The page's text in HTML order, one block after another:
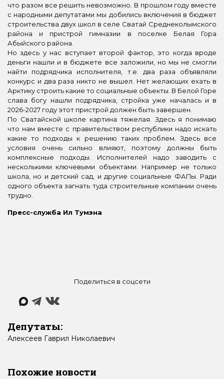
что разом все решить невозможно. В прошлом году вместе
с народными депутатами мы добились включения в бюджет
строительства двух школ в селе Сватай Среднеколымского
района и пристрой гимназии в поселке Белая Гора
Абыйского района.
Но здесь у нас вступает второй фактор, это когда вроде
деньги нашли и в бюджете все заложили, но мы не смогли
найти подрядчика исполнителя, т.е. два раза объявляли
конкурс и два раза никто не вышел. Нет желающих ехать в
Арктику строить какие то социальные объекты. В Белой Горе
слава богу нашли подрядчика, стройка уже началась и в
2026-2027 году этот пристрой должен быть завершен.
По Сватайской школе картина тяжелая. Здесь я понимаю
что нам вместе с правительством республики надо искать
какие то подходы к решению таких проблем. Здесь все
условия очень сильно влияют, поэтому должны быть
комплексные подходы. Исполнителей надо заводить с
несколькими ключевыми объектами. Например не только
школа, но и детский сад, и другие социальные ФАПы. Ради
одного объекта загнать туда строительные компании очень
трудно.
Пресс-служба Ил Тумэна
Поделиться в соцсети
Депутаты:
Алексеев Гаврил Николаевич
Похожие новости